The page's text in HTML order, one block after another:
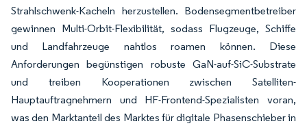
Strahlschwenk-Kacheln herzustellen. Bodensegmentbetreiber
gewinnen Multi-Orbit-Flexibilität, sodass Flugzeuge, Schiffe
und Landfahrzeuge nahtlos roamen können. Diese
Anforderungen begünstigen robuste GaN-auf-SiC-Substrate
und treiben Kooperationen zwischen Satelliten-
Hauptauftragnehmern und HF-Frontend-Spezialisten voran,
was den Marktanteil des Marktes für digitale Phasenschieber in